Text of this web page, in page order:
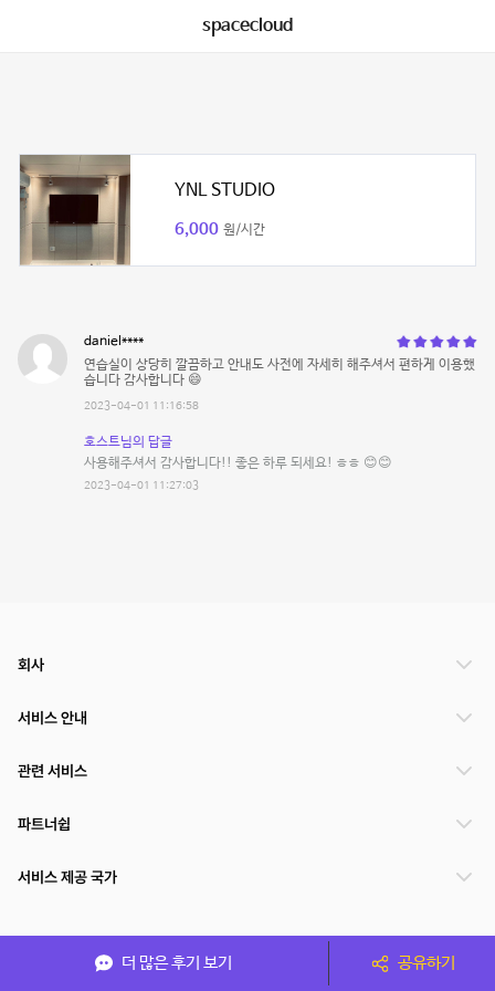
spacecloud
YNL STUDIO
6,000 원/시간
daniel****
연습실이 상당히 깔끔하고 안내도 사전에 자세히 해주셔서 편하게 이용했
습니다 감사합니다 😄
2023-04-01 11:16:58
호스트님의 답글
사용해주셔서 감사합니다!! 좋은 하루 되세요! ㅎㅎ 😊😊
2023-04-01 11:27:03
더 많은 후기 보기 공유하기
회사
서비스 안내
관련 서비스
파트너쉽
서비스 제공 국가
(주)NSPACE 사업자정보